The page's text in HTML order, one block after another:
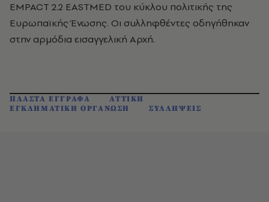
EMPACT 2.2 EASTMED του κύκλου πολιτικής της
Ευρωπαϊκής Ένωσης. Οι συλληφθέντες οδηγήθηκαν
στην αρμόδια εισαγγελική Αρχή.
ΠΛΑΣΤΑ ΕΓΓΡΑΦΑ
ΑΤΤΙΚΗ
ΕΓΚΛΗΜΑΤΙΚΗ ΟΡΓΑΝΩΣΗ
ΣΥΛΛΗΨΕΙΣ